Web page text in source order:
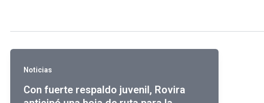
Noticias
Con fuerte respaldo juvenil, Rovira